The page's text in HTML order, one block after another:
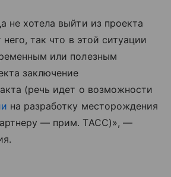
не хотела выйти из проекта
него, так что в этой ситуации
или полезным
заключение
(речь идет о возможности
на разработку месторождения
— прим. ТАСС)», —